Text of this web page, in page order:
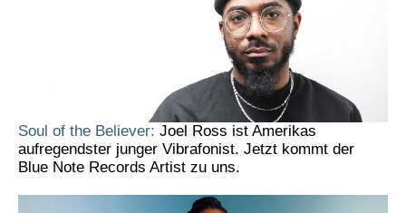
Soul of the Believer: Joel Ross ist Amerikas
aufregendster junger Vibrafonist. Jetzt kommt der
Blue Note Records Artist zu uns.